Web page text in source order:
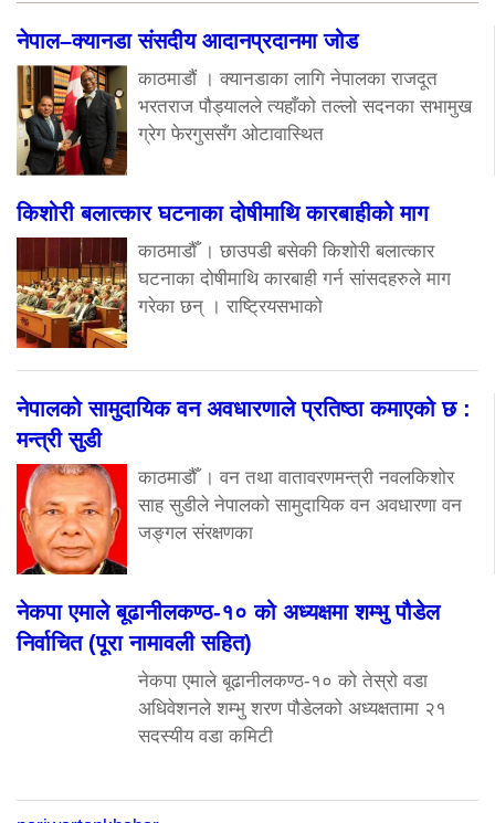
नेपाल–क्यानडा संसदीय आदानप्रदानमा जोड
काठमाडौं । क्यानडाका लागि नेपालका राजदूत
भरतराज पौड्यालले त्यहाँको तल्लो सदनका सभामुख
ग्रेग फेरगुससँग ओटावास्थित
किशोरी बलात्कार घटनाका दोषीमाथि कारबाहीको माग
काठमाडौँ । छाउपडी बसेकी किशोरी बलात्कार
घटनाका दोषीमाथि कारबाही गर्न सांसदहरुले माग
गरेका छन् । राष्ट्रियसभाको
नेपालको सामुदायिक वन अवधारणाले प्रतिष्ठा कमाएको छ :
मन्त्री सुडी
काठमाडौँ । वन तथा वातावरणमन्त्री नवलकिशोर
साह सुडीले नेपालको सामुदायिक वन अवधारणा वन
जङ्गल संरक्षणका
नेकपा एमाले बूढानीलकण्ठ-१० को अध्यक्षमा शम्भु पौडेल
निर्वाचित (पूरा नामावली सहित)
नेकपा एमाले बूढानीलकण्ठ-१० को तेस्रो वडा
अधिवेशनले शम्भु शरण पौडेलको अध्यक्षतामा २१
सदस्यीय वडा कमिटी